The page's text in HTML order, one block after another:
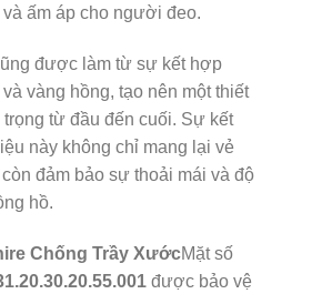
ấm áp cho người đeo.
được làm từ sự kết hợp
vàng hồng, tạo nên một thiết
trọng từ đầu đến cuối. Sự kết
này không chỉ mang lại vẻ
đảm bảo sự thoải mái và độ
hồ.
Chống Trầy XướcMặt số
được bảo vệ